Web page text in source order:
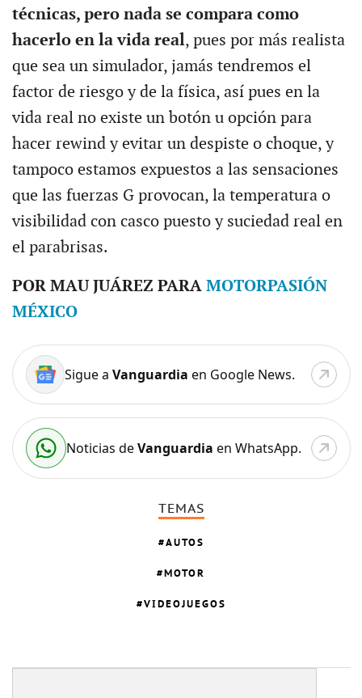
técnicas, pero nada se compara como
hacerlo en la vida real, pues por más realista
que sea un simulador, jamás tendremos el
factor de riesgo y de la física, así pues en la
vida real no existe un botón u opción para
hacer rewind y evitar un despiste o choque, y
tampoco estamos expuestos a las sensaciones
que las fuerzas G provocan, la temperatura o
visibilidad con casco puesto y suciedad real en
el parabrisas.
POR MAU JUÁREZ PARA MOTORPASIÓN
MÉXICO
Sigue a Vanguardia en Google News.
Noticias deVanguardia en WhatsApp.
TEMAS
AUTOS
MOTOR
VIDEOJUEGOS